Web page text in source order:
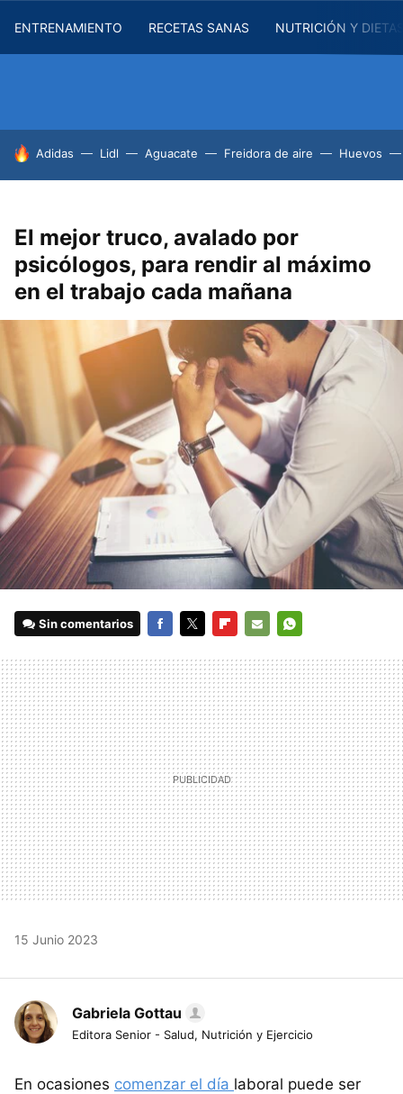
ENTRENAMIENTO RECETAS SANAS NUTRICIÓN Y
HOY SE HABLA DE
Adidas Lidl Aguacate Freidora de aire Huevos
El mejor truco, avalado por
psicólogos, para rendir al máximo
en el trabajo cada mañana
Sin comentarios
MAIL
15 Junio 2023
Gabriela Gottau
Editora Senior - Salud, Nutrición y Ejercicio
En ocasiones comenzar el día laboral puede ser